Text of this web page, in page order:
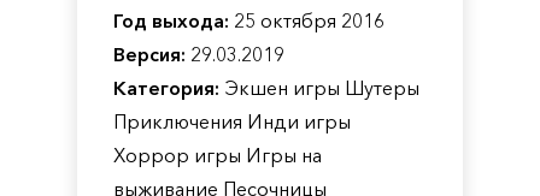
Год выхода: 25 октября 2016
Версия: 29.03.2019
Категория: Экшен игры Шутеры
Приключения Инди игры
Хоррор игры Игры на
выживание Песочницы